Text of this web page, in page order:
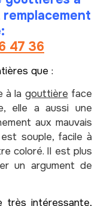
47 36
que :
à la gouttière face
elle a aussi une
aux mauvais
souple, facile à
coloré. Il est plus
un argument de
très intéressante,